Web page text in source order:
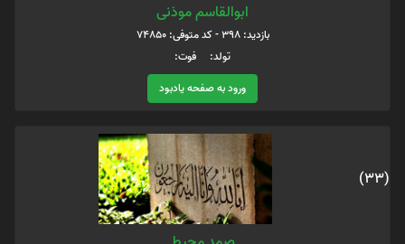
ابوالقاسم موذنی
بازدید: 398 - کد متوفی: 74850
تولد: فوت:
ورود به صفحه یادبود
(33)